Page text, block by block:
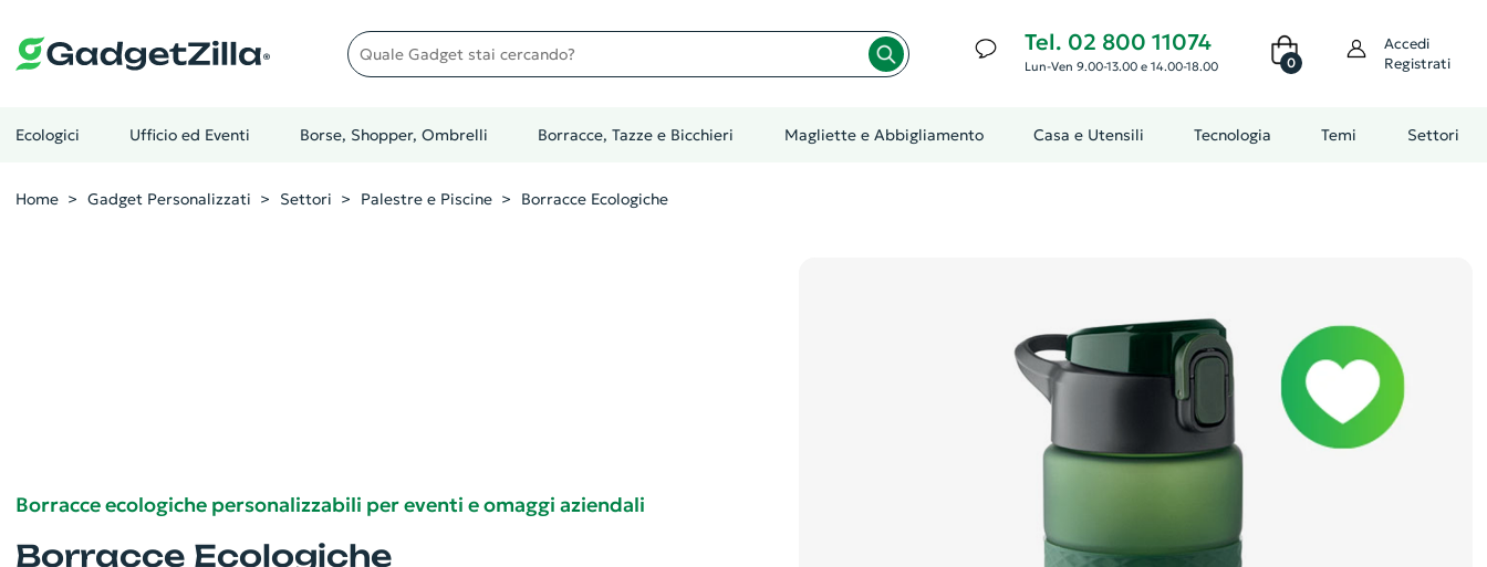
Quale gadget stai cercando? Tel. 02 800 11074
Lun-Ven 9.00-13.00 e 14.00-18.00 0
Accedi
Registrati
Ecologici Ufficio ed Eventi Borse, Shopper, Ombrelli Borracce, Tazze e Bicchieri Magliette e Abbigliamento Casa e Utensili Tecnologia Temi Settori
Home Gadget Personalizzati Settori Palestre e Piscine Borracce Ecologiche
Borracce ecologiche personalizzabili per eventi e omaggi aziendali
Borracce Ecologiche